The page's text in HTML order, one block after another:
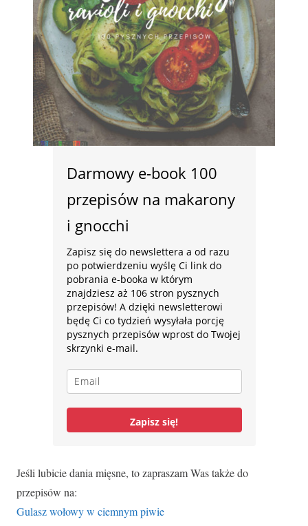
Darmowy e-book 100
przepisów na makarony
i gnocchi
Zapisz się do newslettera a od razu
po potwierdzeniu wyślę Ci link do
pobrania e-booka w którym
znajdziesz aż 106 stron pysznych
przepisów! A dzięki newsletterowi
będę Ci co tydzień wysyłała porcję
pysznych przepisów wprost do Twojej
skrzynki e-mail.
Zapisz się!
Jeśli lubicie dania mięsne, to zapraszam Was także do
przepisów na:
Gulasz wołowy w ciemnym piwie